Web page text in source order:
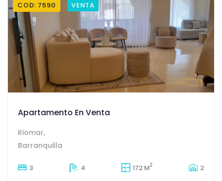
COD: 7590 VENTA
Apartamento En Venta
Riomar,
Barranquilla
3 4 172 M2 2